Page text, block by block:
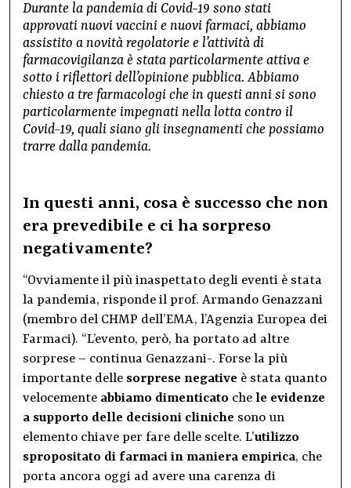
Durante la pandemia di Covid-19 sono stati
approvati nuovi vaccini e nuovi farmaci, abbiamo
assistito a novità regolatorie e l’attività di
farmacovigilanza è stata particolarmente attiva e
sotto i riflettori dell’opinione pubblica. Abbiamo
chiesto a tre farmacologi che in questi anni si sono
particolarmente impegnati nella lotta contro il
Covid-19, quali siano gli insegnamenti che possiamo
trarre dalla pandemia.
In questi anni, cosa è successo che non
era prevedibile e ci ha sorpreso
negativamente?
“Ovviamente il più inaspettato degli eventi è stata
la pandemia, risponde il prof. Armando Genazzani
(membro del CHMP dell’EMA, l’Agenzia Europea dei
Farmaci). “L’evento, però, ha portato ad altre
sorprese – continua Genazzani-. Forse la più
importante delle sorprese negative è stata quanto
velocemente abbiamo dimenticato che le evidenze
a supporto delle decisioni cliniche sono un
elemento chiave per fare delle scelte. L’utilizzo
spropositato di farmaci in maniera empirica, che
porta ancora oggi ad avere una carenza di